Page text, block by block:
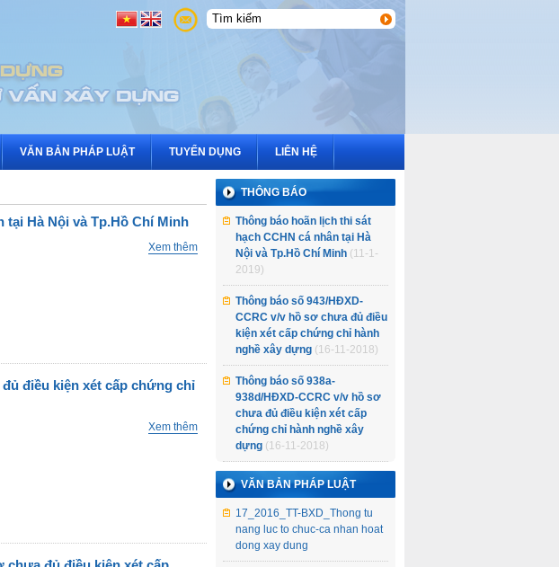
1
2
3
VĂN BẢN PHÁP LUẬT TUYỂN DỤNG LIÊN HỆ
tại Hà Nội và Tp.Hồ Chí Minh
Xem thêm
điều kiện xét cấp chứng chỉ
Xem thêm
THÔNG BÁO
Thông báo hoãn lịch thi sát
hạch CCHN cá nhân tại Hà
Nội và Tp.Hồ Chí Minh (11-1-
2019)
Thông báo số 943/HĐXD-
CCRC v/v hồ sơ chưa đủ điều
kiện xét cấp chứng chỉ hành
nghề xây dựng (16-11-2018)
Thông báo số 938a-
938d/HĐXD-CCRC v/v hồ sơ
chưa đủ điều kiện xét cấp
chứng chỉ hành nghề xây
dựng (16-11-2018)
VĂN BẢN PHÁP LUẬT
17_2016_TT-BXD_Thong tu
nang luc to chuc-ca nhan hoat
dong xay dung